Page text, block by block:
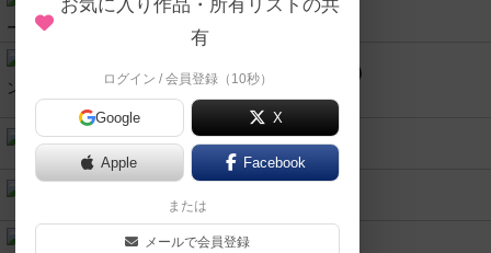
キング・オブ・トーキョー
カスカディア：ランドマーク（拡張）
カスカディア
1人～4人 14歳～ 2021年～
スペースベース
30分～75分
エイリアン・フロンティア
お気に入り作品・所有リストの共
有
ログイン / 会員登録（10秒）
Google X
Apple Facebook
または
メールで会員登録